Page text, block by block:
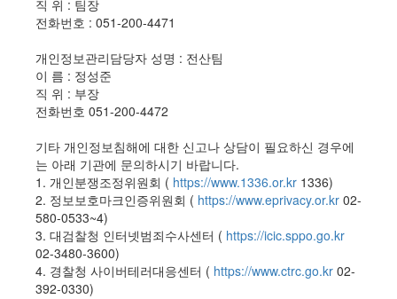
직 위 : 팀장
전화번호 : 051-200-4471
개인정보관리담당자 성명 : 전산팀
이 름 : 정성준
직 위 : 부장
전화번호 051-200-4472
기타 개인정보침해에 대한 신고나 상담이 필요하신 경우에
는 아래 기관에 문의하시기 바랍니다.
1. 개인분쟁조정위원회 ( https://www.1336.or.kr 1336)
2. 정보보호마크인증위원회 ( https://www.eprivacy.or.kr 02-
580-0533~4)
3. 대검찰청 인터넷범죄수사센터 ( https://icic.sppo.go.kr
02-3480-3600)
4. 경찰청 사이버테러대응센터 ( https://www.ctrc.go.kr 02-
392-0330)